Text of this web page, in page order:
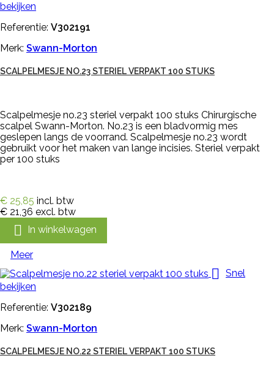
bekijken
Referentie: V302191
Merk: Swann-Morton
SCALPELMESJE NO.23 STERIEL VERPAKT 100 STUKS
Scalpelmesje no.23 steriel verpakt 100 stuks Chirurgische
scalpel Swann-Morton. No.23 is een bladvormig mes
geslepen langs de voorrand. Scalpelmesje no.23 wordt
gebruikt voor het maken van lange incisies. Steriel verpakt
per 100 stuks
€ 25,85 incl. btw
€ 21,36 excl. btw
 In winkelwagen
Meer
 Snel
bekijken
Referentie: V302189
Merk: Swann-Morton
SCALPELMESJE NO.22 STERIEL VERPAKT 100 STUKS